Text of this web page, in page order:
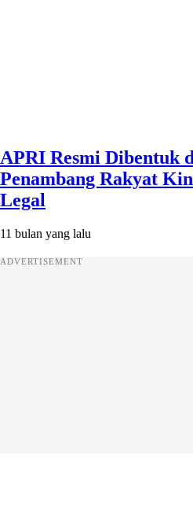
APRI Resmi Dibentuk
Penambang Rakyat
Legal
11 bulan yang lalu
ADVERTISEMENT